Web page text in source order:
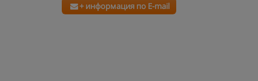
+ информация по E-mail